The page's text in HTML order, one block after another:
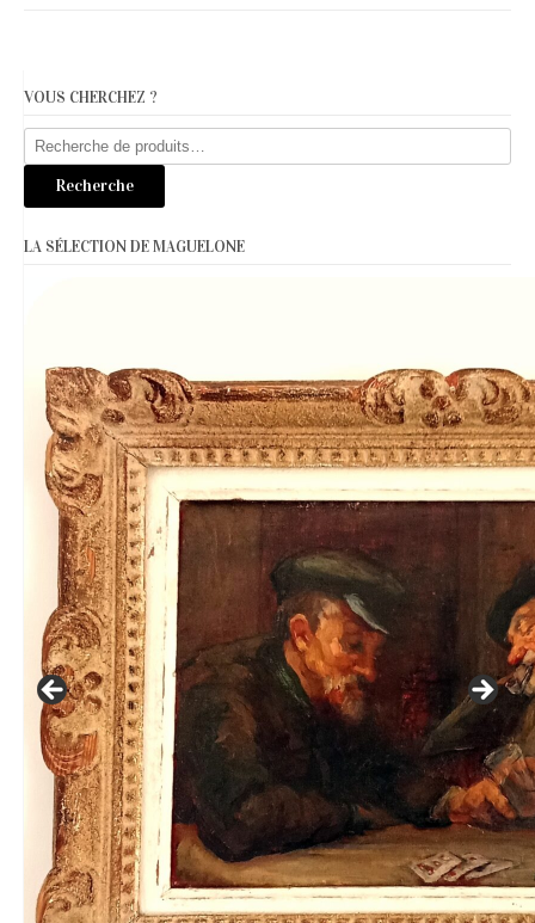
VOUS CHERCHEZ ?
Recherche
pour :
Recherche
LA SÉLECTION DE MAGUELONE